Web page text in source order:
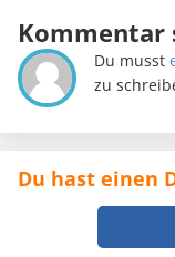
Kommentar
Du musst
zu
Du hast einen